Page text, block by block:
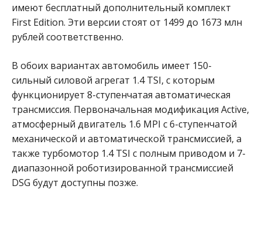
имеют бесплатный дополнительный комплект
First Edition. Эти версии стоят от 1499 до 1673 млн
рублей соответственно.
В обоих вариантах автомобиль имеет 150-
сильный силовой агрегат 1.4 TSI, с которым
функционирует 8-ступенчатая автоматическая
трансмиссия. Первоначальная модификация Active,
атмосферный двигатель 1.6 MPI с 6-ступенчатой ​​
механической и автоматической трансмиссией, а
также турбомотор 1.4 TSI с полным приводом и 7-
диапазонной роботизированной трансмиссией
DSG будут доступны позже.